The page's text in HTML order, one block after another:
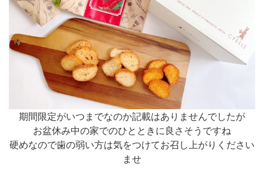
期間限定がいつまでなのか記載はありませんでしたが
お盆休み中の家でのひとときに良さそうですね
硬めなので歯の弱い方は気をつけてお召し上がりください
ませ